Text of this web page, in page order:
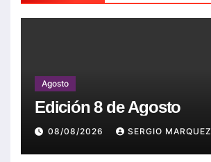
Agosto
Edición 8 de Agosto
08/08/2026 SERGIO MARQUEZ